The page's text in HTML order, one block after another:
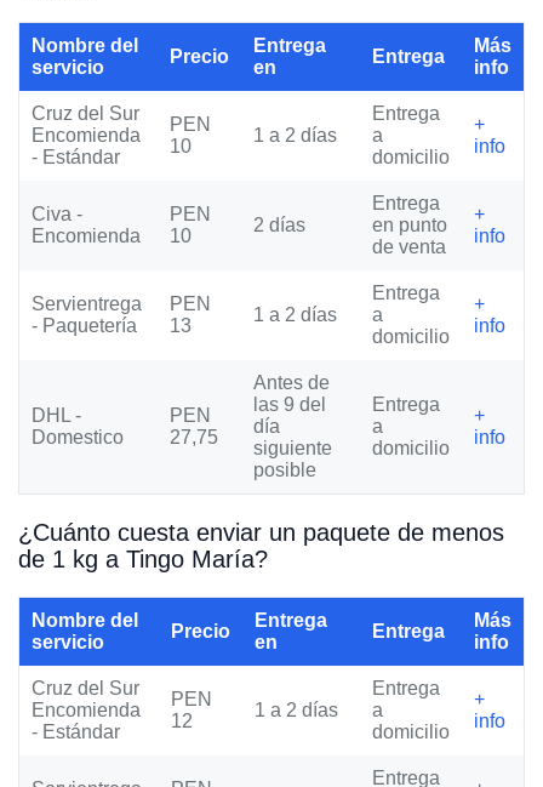
Nombre del
servicio
Precio
Entrega
en
Entrega
Más
info
Cruz del Sur
Encomienda
- Estándar
PEN
10
1 a 2 días
Entrega
a
domicilio
+
info
Civa -
Encomienda
PEN
10
2 días
Entrega
en punto
de venta
+
info
Servientrega
- Paquetería
PEN
13
1 a 2 días
Entrega
a
domicilio
+
info
DHL -
Domestico
PEN
27,75
Antes de
las 9 del
día
siguiente
posible
Entrega
a
domicilio
+
info
¿Cuánto cuesta enviar un paquete de menos
de 1 kg a Tingo María?
Nombre del
servicio
Precio
Entrega
en
Entrega
Más
info
Cruz del Sur
Encomienda
- Estándar
PEN
12
1 a 2 días
Entrega
a
domicilio
+
info
Entrega